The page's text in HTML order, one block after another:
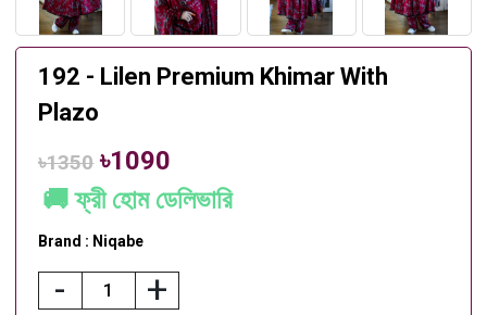
192 - Lilen Premium Khimar With
Plazo
৳1350 ৳1090
🚚 ফ্রী হোম ডেলিভারি
Brand : Niqabe
- +